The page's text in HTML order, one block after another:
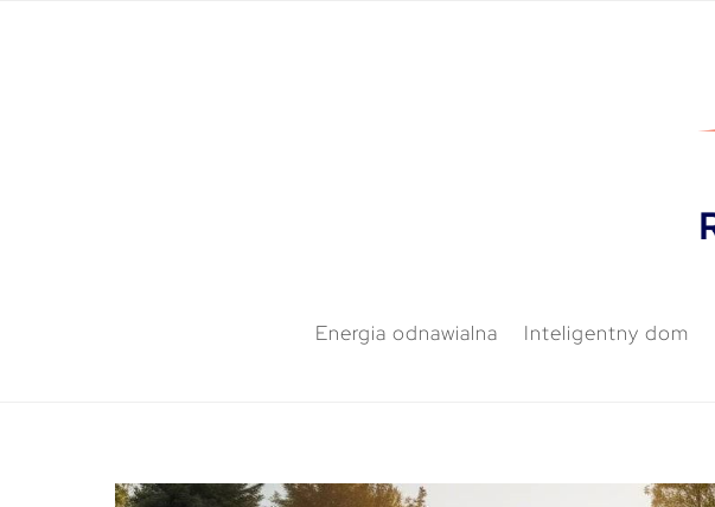
Energia odnawialna Inteligentny dom